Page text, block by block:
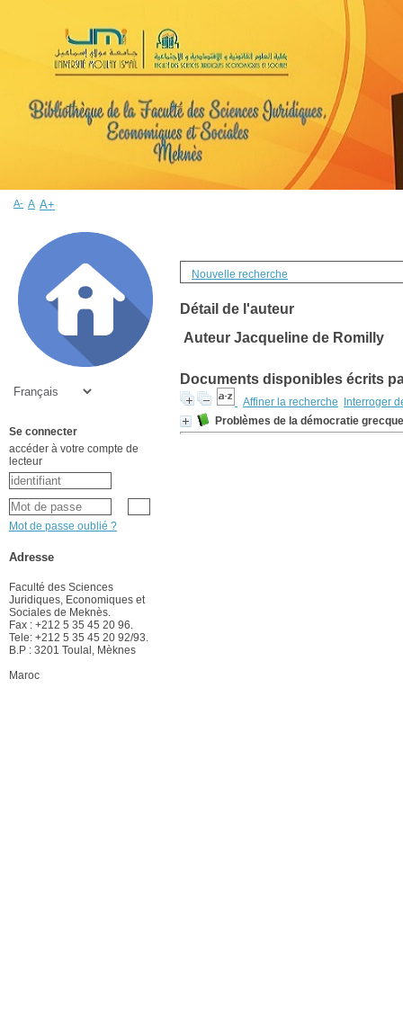
Nouvelle recherche
Détail de l'auteur
Auteur Jacqueline de Romilly
Documents disponibles écrits
Affiner la recherche
Interroger
Problèmes de la démocratie grecque
A- A A+
Se connecter
accéder à votre compte de
lecteur
Mot de passe oublié ?
Adresse
Faculté des Sciences
Juridiques, Economiques et
Sociales de Meknès.
Fax : +212 5 35 45 20 96.
Tele: +212 5 35 45 20 92/93.
B.P : 3201 Toulal, Mèknes
Maroc